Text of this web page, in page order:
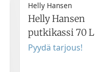
Helly Hansen
Helly Hansen
putkikassi 70 L
Pyydä tarjous!